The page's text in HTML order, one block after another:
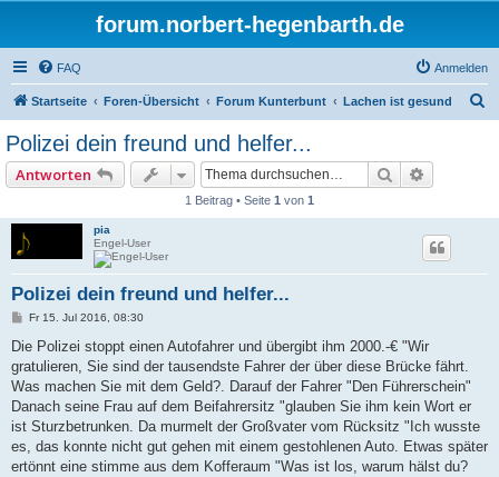
forum.norbert-hegenbarth.de
FAQ Anmelden
Startseite Foren-Übersicht Forum Kunterbunt Lachen ist gesund
Polizei dein freund und helfer...
Antworten Suche
1 Beitrag • Seite 1 von 1
pia
Engel-User
Polizei dein freund und helfer...
B
i
r
a
Fr 15. Jul 2016, 08:30
Die Polizei stoppt einen Autofahrer und übergibt ihm 2000.-€ "Wir
gratulieren, Sie sind der tausendste Fahrer der über diese Brücke fährt.
Was machen Sie mit dem Geld?. Darauf der Fahrer "Den Führerschein"
Danach seine Frau auf dem Beifahrersitz "glauben Sie ihm kein Wort er
ist Sturzbetrunken. Da murmelt der Großvater vom Rücksitz "Ich wusste
es, das konnte nicht gut gehen mit einem gestohlenen Auto. Etwas später
ertönnt eine stimme aus dem Kofferaum "Was ist los, warum hälst du?